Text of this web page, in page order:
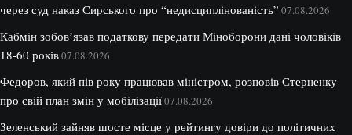
через суд наказ Сирського про “недисциплінованість” 07.08.2026
Кабмін зобовʼязав податкову передати Міноборони дані чоловіків
18-60 років07.08.2026
Федоров, який пів року працював міністром, розповів Стерненку
про свій план змін у мобілізації07.08.2026
Зеленський зайняв шосте місце у рейтингу довіри до політичних